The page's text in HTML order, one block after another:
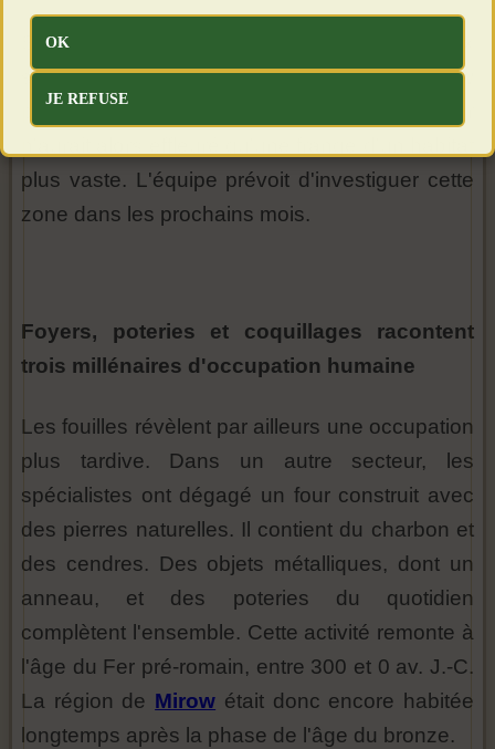
Si les traces se poursuivent entre les deux
secteurs, le site préhistorique de Mirow
prendrait une toute autre ampleur. Le chantier
plus vaste. L'équipe prévoit d'investiguer cette
zone dans les prochains mois.
Foyers, poteries et coquillages racontent
trois millénaires d'occupation humaine
Les fouilles révèlent par ailleurs une occupation
plus tardive. Dans un autre secteur, les
spécialistes ont dégagé un four construit avec
des pierres naturelles. Il contient du charbon et
des cendres. Des objets métalliques, dont un
anneau, et des poteries du quotidien
complètent l'ensemble. Cette activité remonte à
l'âge du Fer pré-romain, entre 300 et 0 av. J.-C.
La région de Mirow était donc encore habitée
longtemps après la phase de l'âge du bronze.
OK
JE REFUSE